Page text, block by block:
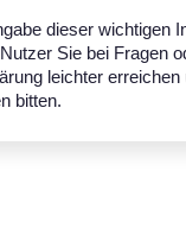
dieser wichtigen
Sie bei Fragen
leichter erreichen
bitten.